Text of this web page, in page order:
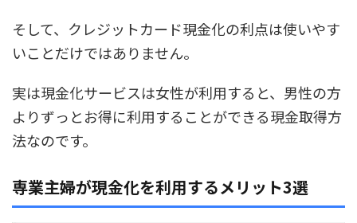
そして、クレジットカード現金化の利点は使いやす
いことだけではありません。
実は現金化サービスは女性が利用すると、男性の方
よりずっとお得に利用することができる現金取得方
法なのです。
専業主婦が現金化を利用するメリット3選